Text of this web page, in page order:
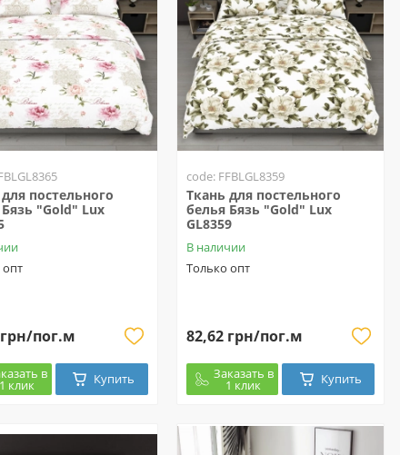
постельного
"Gold" Lux
пог.м
в
1 клик Купить
code: FFBLGL8359
Ткань для постельного
белья Бязь "Gold" Lux
GL8359
В наличии
Только опт
82,62 грн/пог.м
Заказать в
1 клик Купить